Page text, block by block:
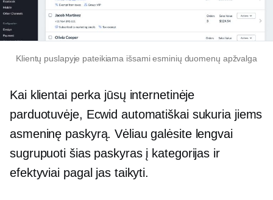
Klientų puslapyje pateikiama išsami esminių duomenų apžvalga
Kai klientai perka jūsų internetinėje
parduotuvėje, Ecwid automatiškai sukuria jiems
asmeninę paskyrą. Vėliau galėsite lengvai
sugrupuoti šias paskyras į kategorijas ir
efektyviai pagal jas taikyti.